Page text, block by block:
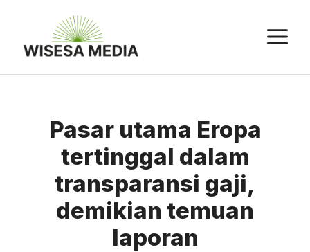
Pasar utama Eropa
tertinggal dalam
transparansi gaji,
demikian temuan
laporan